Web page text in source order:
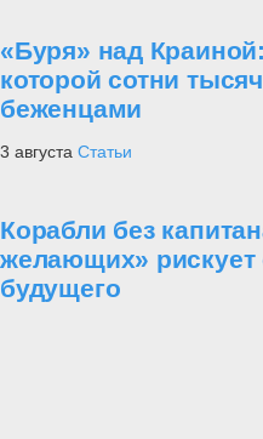
«Буря» над
которой сотни
беженцами
3 августа Статьи
Корабли без
желающих» рискует
будущего